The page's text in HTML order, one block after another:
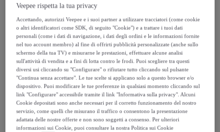
Venduto daPostquam Cosmetic
Consegna
Consegna da5,99 €
Gratuita da 50 € di acquisto
Veepee rispetta la tua privacy
Accettando, autorizzi Veepee e i suoi partner a utilizzare tracciatori (come cookie
o altri identificatori come SDK, di seguito "Cookie") e a trattare i tuoi dati
personali (come i dati di navigazione, i dati degli ordini e le informazioni fornite
nel tuo account membro) al fine di offrirti pubblicità personalizzate (anche sullo
schermo della tua TV) e misurarne le prestazioni, effettuare alcune analisi
sull'attività di vendita e a fini di lotta contro le frodi. Puoi scegliere tra questi
diversi usi cliccando su "Configurare" o rifiutare tutto cliccando sul pulsante
"Continua senza accettare". Le tue scelte si applicano solo a questo browser e/o
dispositivo. Puoi modificare le tue preferenze in qualsiasi momento cliccando sul
link "Configurare" accessibile tramite il link "Informativa sulla privacy". Alcuni
Cookie depositati sono anche necessari per il corretto funzionamento del nostro
servizio, come quelli che misurano il traffico o consentono la presentazione
adattata delle nostre offerte e non sono soggetti a consenso. Per ulteriori
informazioni sui Cookie, puoi consultare la nostra Politica sui Cookie